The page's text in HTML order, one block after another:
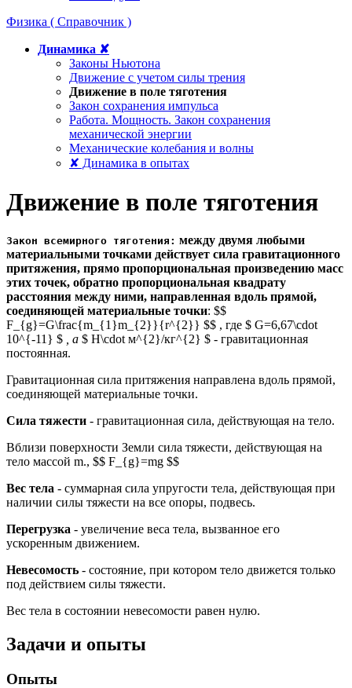
Физика ( Справочник )
Динамика ✘
Законы Ньютона
Движение с учетом силы трения
Движение в поле тяготения
Закон сохранения импульса
Работа. Мощность. Закон сохранения
механической энергии
Механические колебания и волны
✘ Динамика в опытах
Движение в поле тяготения
Закон всемирного тяготения: между двумя любыми
материальными точками действует сила гравитационного
притяжения, прямо пропорциональная произведению масс
этих точек, обратно пропорциональная квадрату
расстояния между ними, направленная вдоль прямой,
соединяющей материальные точки: $$
F_{g}=G\frac{m_{1}m_{2}}{r^{2}} $$ , где $ G=6,67\cdot
10^{-11} $
, а $ Н\cdot м^{2}/кг^{2} $ - гравитационная
постоянная.
Гравитационная сила притяжения направлена вдоль прямой,
соединяющей материальные точки.
Сила тяжести - гравитационная сила, действующая на тело.
Вблизи поверхности Земли сила тяжести, действующая на
тело массой m., $$ F_{g}=mg $$
Вес тела - суммарная сила упругости тела, действующая при
наличии силы тяжести на все опоры, подвесь.
Перегрузка - увеличение веса тела, вызванное его
ускоренным движением.
Невесомость - состояние, при котором тело движется только
под действием силы тяжести.
Вес тела в состоянии невесомости равен нулю.
Задачи и опыты
Опыты